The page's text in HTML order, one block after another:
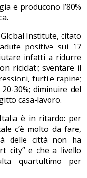
e producono l’80%
Institute, citato
positive sui 17
infatti a ridurre
riciclati; sventare il
furti e rapine;
30%; diminuire del
casa-lavoro.
è in ritardo: per
c’è molto da fare,
delle città non ha
city” e che a livello
quartultimo per